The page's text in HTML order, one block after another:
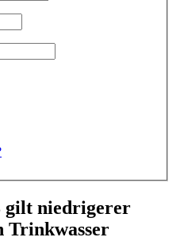
gilt niedrigerer
Trinkwasser